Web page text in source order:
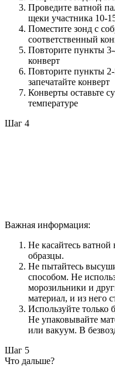
Проведите ватной
щеки участника 10-
Поместите зонд с
соответственный
Повторите пункты 3-
конверт
Повторите пункты 2-
запечатайте конверт
Конверты оставьте
температуре
Шаг 4
Важная информация:
Не касайтесь
образцы.
Не пытайтесь
способом. Не
морозильники и
материал, и из него
Используйте только
Не упаковывайте
или вакуум. В
Шаг 5
Что дальше?